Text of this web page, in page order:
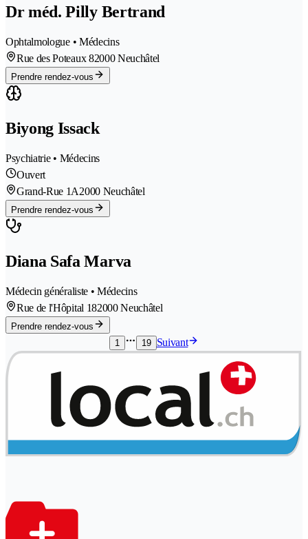
Dr méd. Pilly Bertrand
Ophtalmologue • Médecins
Rue des Poteaux 82000 Neuchâtel
Prendre rendez-vous
Biyong Issack
Psychiatrie • Médecins
Ouvert
Grand-Rue 1A2000 Neuchâtel
Prendre rendez-vous
Diana Safa Marva
Médecin généraliste • Médecins
Rue de l'Hôpital 182000 Neuchâtel
Prendre rendez-vous
1
19 Suivant